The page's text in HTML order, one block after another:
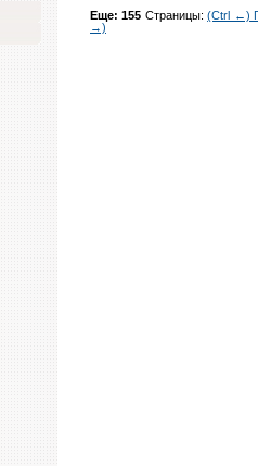
Еще: 155 Страницы:(Ctrl ←)
→)